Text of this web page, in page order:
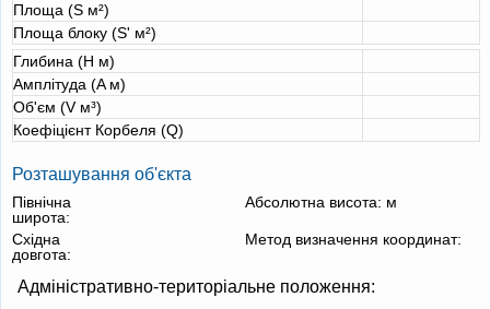
Площа (S м²)
Площа блоку (S' м²)
Глибина (H м)
Амплітуда (A м)
Об'єм (V м³)
Коефіцієнт Корбеля (Q)
Розташування об'єкта
Північна
широта:
Абсолютна висота: м
Східна
довгота:
Метод визначення координат:
Адміністративно-територіальне положення: